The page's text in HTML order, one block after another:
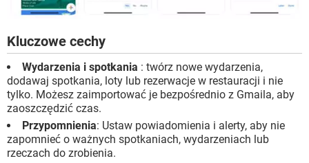
Kluczowe cechy
Wydarzenia i spotkania : twórz nowe wydarzenia,
dodawaj spotkania, loty lub rezerwacje w restauracji i nie
tylko. Możesz zaimportować je bezpośrednio z Gmaila, aby
zaoszczędzić czas.
Przypomnienia: Ustaw powiadomienia i alerty, aby nie
zapomnieć o ważnych spotkaniach, wydarzeniach lub
rzeczach do zrobienia.